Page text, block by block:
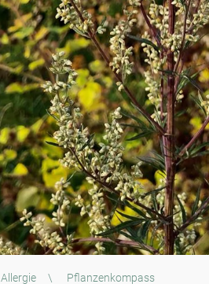
Allergie \ Pflanzenkompass